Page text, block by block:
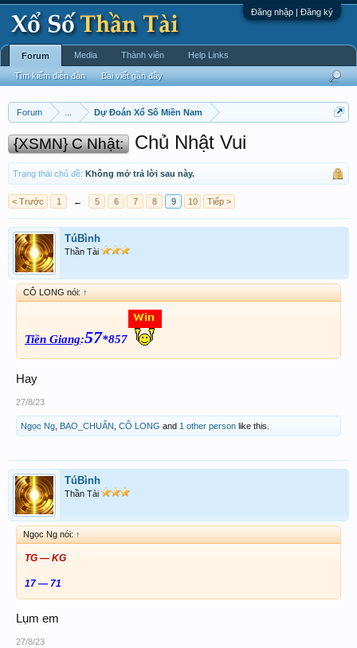
Đăng nhập | Đăng ký
Forum Dự Đoán Xổ Số Miền Nam
{XSMN} C Nhật: Chủ Nhật Vui
Trạng thái chủ đề: Không mở trả lời sau này.
< Trước 1 ← 5 6 7 8 9 10 Tiếp >
TúBình
Thần Tài
CÔ LONG nói: ↑
Tiền Giang:57*857
Hay
27/8/23
Ngọc Ng BAO_CHUẨN CÔ LONG and 1 other person like this.
TúBình
Thần Tài
Ngọc Ng nói: ↑
TG — KG
17 — 71
Lụm em
27/8/23
Forum
Tìm kiếm diễn đàn Bài viết gần đây
Media Thành viên Help Links